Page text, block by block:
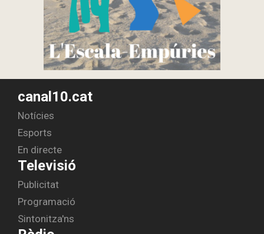
canal10.cat
Notícies
Esports
En directe
Televisió
Publicitat
Programació
Sintonitza'ns